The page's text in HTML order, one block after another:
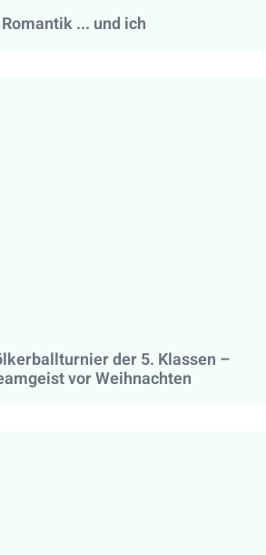
... und ich
der 5. Klassen –
vor Weihnachten